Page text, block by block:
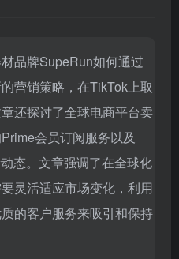
品牌SupeRun如何通过
营销策略，在TikTok上取
还探讨了全球电商平台卖
会员订阅服务以及
态。文章强调了在全球化
灵活适应市场变化，利用
的客户服务来吸引和保持